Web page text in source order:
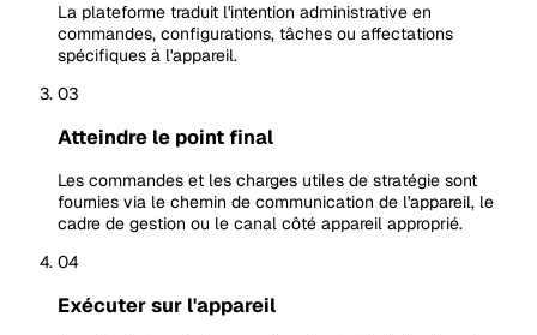
La plateforme traduit l'intention administrative en
commandes, configurations, tâches ou affectations
spécifiques à l'appareil.
03
Atteindre le point final
Les commandes et les charges utiles de stratégie sont
fournies via le chemin de communication de l'appareil, le
cadre de gestion ou le canal côté appareil approprié.
04
Exécuter sur l'appareil